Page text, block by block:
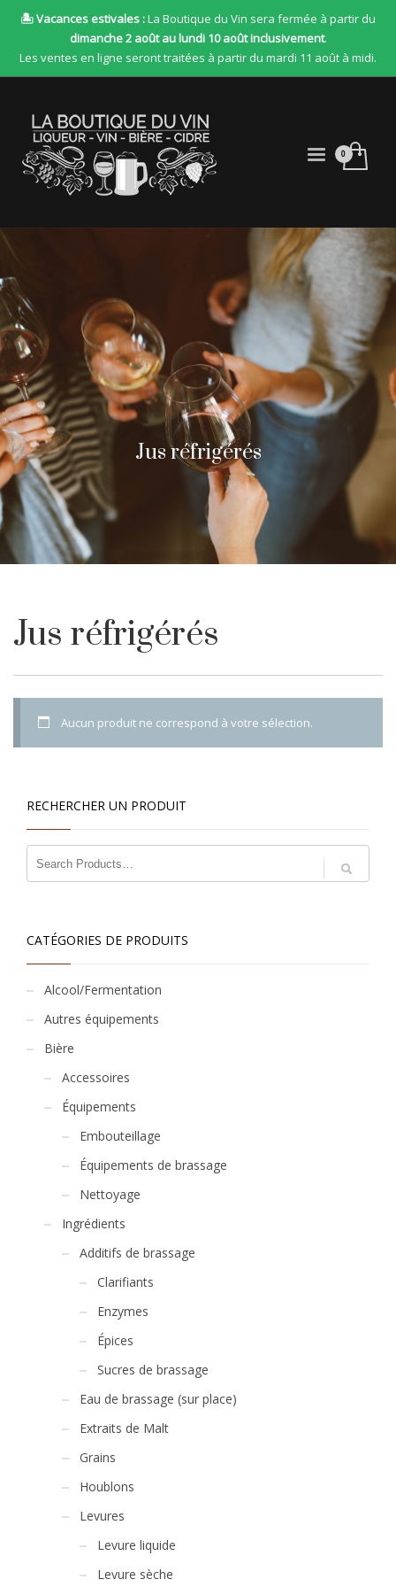
🏝 Vacances estivales :La Boutique du Vin sera fermée à partir du
dimanche 2 août au lundi 10 août inclusivement.
Les ventes en ligne seront traitées à partir du mardi 11 août à midi.
Jus réfrigérés
Jus réfrigérés
Aucun produit ne correspond à votre sélection.
RECHERCHER UN PRODUIT
CATÉGORIES DE PRODUITS
Alcool/Fermentation
Autres équipements
Bière
Accessoires
Équipements
Embouteillage
Équipements de brassage
Nettoyage
Ingrédients
Additifs de brassage
Clarifiants
Enzymes
Épices
Sucres de brassage
Eau de brassage (sur place)
Extraits de Malt
Grains
Houblons
Levures
Levure liquide
Levure sèche